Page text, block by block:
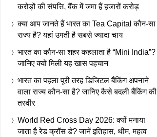
करोड़ों की संपत्ति, बैंक में जमा हैं हजारों करोड़
क्या आप जानते हैं भारत का Tea Capital कौन-सा
राज्य है? यहां उगती है सबसे ज्यादा चाय
भारत का कौन-सा शहर कहलाता है “Mini India”?
जानिए क्यों मिली यह खास पहचान
भारत का पहला पूरी तरह डिजिटल बैंकिंग अपनाने
वाला राज्य कौन-सा है? जानिए कैसे बदली बैंकिंग की
तस्वीर
World Red Cross Day 2026: क्यों मनाया
जाता है रेड क्रॉस डे? जानें इतिहास, थीम, महत्व